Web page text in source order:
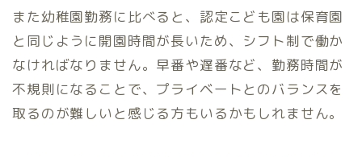
また幼稚園勤務に比べると、認定こども園は保育園
と同じように開園時間が長いため、シフト制で働か
なければなりません。早番や遅番など、勤務時間が
不規則になることで、プライベートとのバランスを
取るのが難しいと感じる方もいるかもしれません。